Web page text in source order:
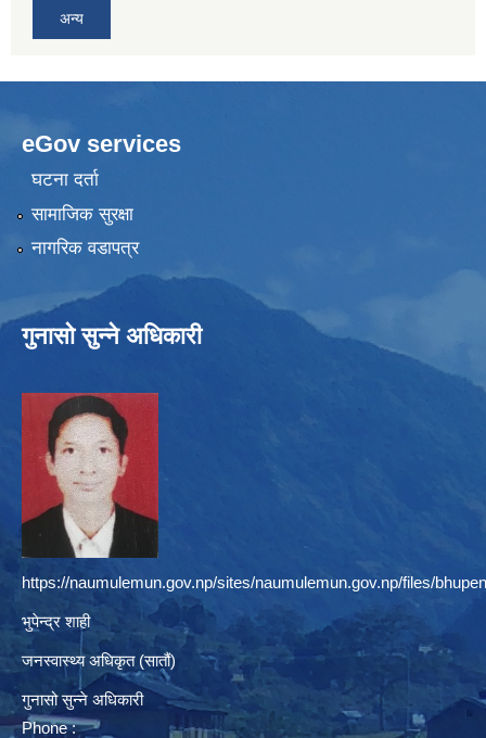
अन्य
eGov services
घटना दर्ता
सामाजिक सुरक्षा
नागरिक वडापत्र
गुनासो सुन्ने अधिकारी
https://naumulemun.gov.np/sites/naumulemun.gov.np/files/
भुपेन्द्र शाही
जनस्वास्थ्य अधिकृत (सातौं)
गुनासो सुन्ने अधिकारी
Phone :